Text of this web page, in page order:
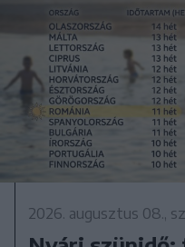
2026. augusztus 08.,